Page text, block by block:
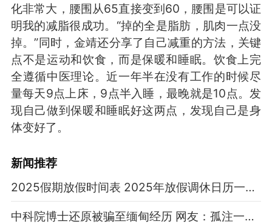
化非常大，腰围从65直接变到60，腰围是可以证
明我的减脂很成功。“掉的全是脂肪，肌肉一点没
掉。”同时，金靖还分享了自己减重的方法，关键
点不是运动和饮食，而是保暖和睡眠。饮食上完
全遵循中医理论。近一年半在没有工作的时候尽
量每天9点上床，9点半入睡，最晚就是10点。发
现自己做到保暖和睡眠好这两点，发现自己是身
体变好了。
新闻推荐
2025假期放假时间表 2025年放假调休日历一览表
中科院博士还原被骗至缅甸经历 网友：孤注一掷现实版